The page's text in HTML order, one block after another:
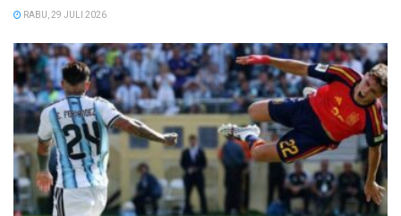
RABU, 29 JULI 2026